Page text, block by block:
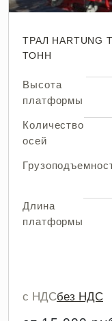
ТРАЛ
ТОНН
Высота
платформы
Количество
осей
Длина
платформы
с НДСбез НДС